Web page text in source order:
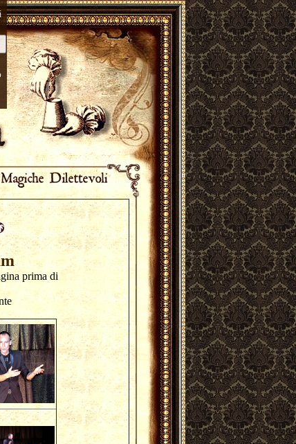
prima di